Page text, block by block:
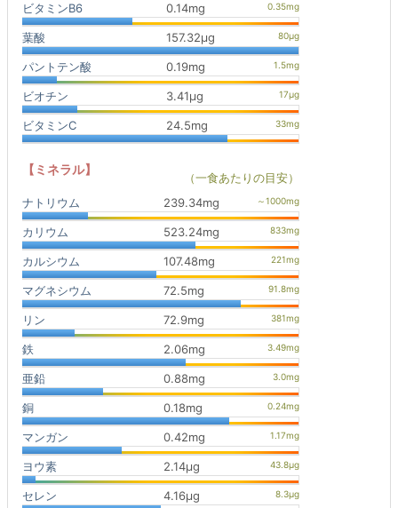
ビタミンB6 0.14mg
葉酸 157.32μg
パントテン酸 0.19mg
ビオチン 3.41μg
ビタミンC 24.5mg
【ミネラル】
（一食あたりの目安）
ナトリウム
239.34mg
カリウム 523.24mg
カルシウム 107.48mg
マグネシウム 72.5mg
リン 72.9mg
鉄 2.06mg
亜鉛 0.88mg
銅 0.18mg
マンガン 0.42mg
ヨウ素 2.14μg
セレン 4.16μg